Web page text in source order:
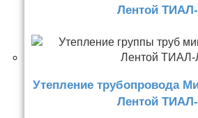
Лентой
Утепление трубопровода
Лентой